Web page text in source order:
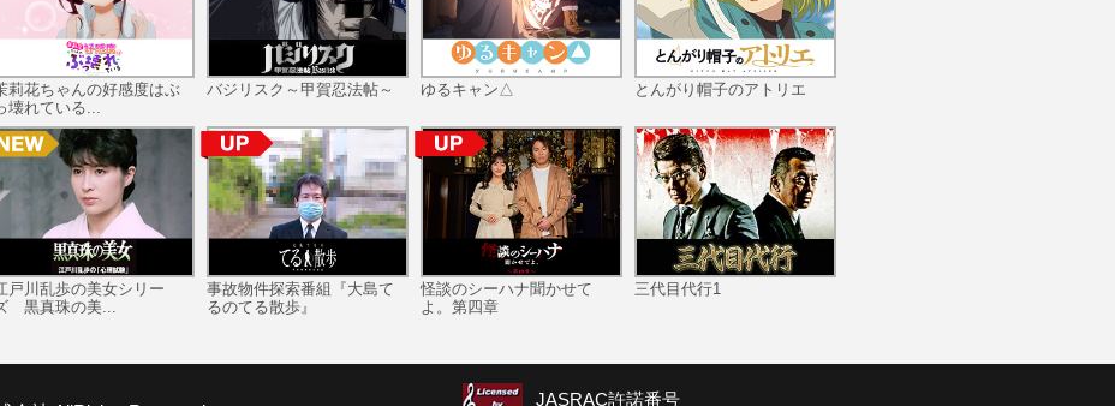
11限目 タルフの覚悟 キ
ロンの決意
12限目 優れた魔術師
莉花ちゃんの好感度はぶ
壊れている...
戸川乱歩の美女シリー
黒真珠の美...
バジリスク～甲賀忍法帖～
事故物件探索番組『大島て
るのてる散歩』
ゆるキャン△
怪談のシーハナ聞かせて
よ。第四章
とんがり帽子のアトリエ
三代目代行1
JASRAC許諾番号